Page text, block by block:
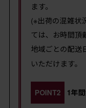
ます。
(※出荷の混雑状
ては、お時間頂
地域ごとの配送
いただけます。
POINT2 1年